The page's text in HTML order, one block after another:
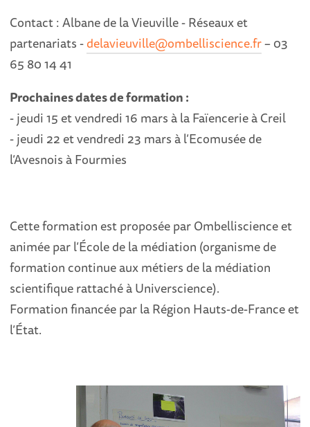
Contact : Albane de la Vieuville - Réseaux et
partenariats -delavieuville@ombelliscience.fr– 03
65 80 14 41
Prochaines dates de formation :
- jeudi 15 et vendredi 16 mars à la Faïencerie à Creil
- jeudi 22 et vendredi 23 mars à l’Ecomusée de
l’Avesnois à Fourmies
Cette formation est proposée par Ombelliscience et
animée par l’École de la médiation (organisme de
formation continue aux métiers de la médiation
scientifique rattaché à Universcience).
Formation financée par la Région Hauts-de-France et
l’État.